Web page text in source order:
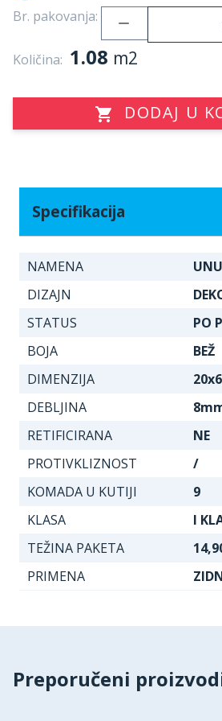
Br. pakovanja:
Količina: 1.08 m2
DODAJ U
Specifikacija
NAMENA
DIZAJN
STATUS
PO
BOJA
BEŽ
DIMENZIJA
DEBLJINA
RETIFICIRANA
NE
PROTIVKLIZNOST
/
KOMADA U KUTIJI
9
KLASA
I
TEŽINA PAKETA
PRIMENA
Preporučeni